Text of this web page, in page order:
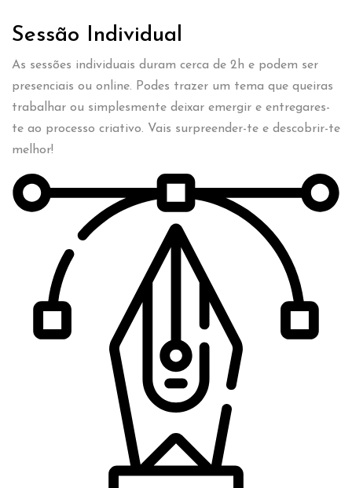
Sessão Individual
As sessões individuais duram cerca de 2h e podem ser
presenciais ou online. Podes trazer um tema que queiras
trabalhar ou simplesmente deixar emergir e entregares-
te ao processo criativo. Vais surpreender-te e descobrir-te
melhor!